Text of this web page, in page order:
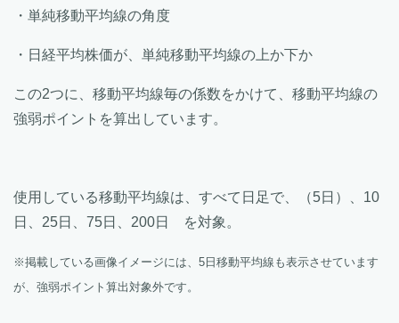
・単純移動平均線の角度
・日経平均株価が、単純移動平均線の上か下か
この2つに、移動平均線毎の係数をかけて、移動平均線の
強弱ポイントを算出しています。
使用している移動平均線は、すべて日足で、（5日）、10
日、25日、75日、200日 を対象。
※掲載している画像イメージには、5日移動平均線も表示させています
が、強弱ポイント算出対象外です。